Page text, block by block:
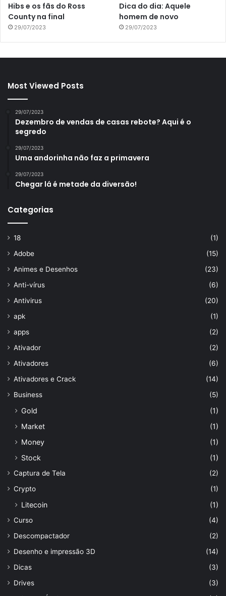
Hibs e os fãs do Ross
County na final
29/07/2023
Dica do dia: Aquele
homem de novo
29/07/2023
Most Viewed Posts
29/07/2023
Dezembro de vendas de casas rebote? Aqui é o
segredo
29/07/2023
Uma andorinha não faz a primavera
29/07/2023
Chegar lá é metade da diversão!
Categorias
18
(1)
Adobe
(15)
Animes e Desenhos
(23)
Anti-vírus
(6)
Antivirus
(20)
apk
(1)
apps
(2)
Ativador
(2)
Ativadores
(6)
Ativadores e Crack
(14)
Business
(5)
Gold
(1)
Market
(1)
Money
(1)
Stock
(1)
Captura de Tela
(2)
Crypto
(1)
Litecoin (1)
Curso
(4)
Descompactador
(2)
Desenho e impressão 3D
(14)
Dicas
(3)
Drives
(3)